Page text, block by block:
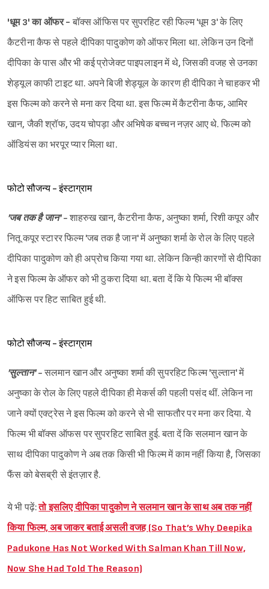
'धूम 3' का ऑफर - बॉक्स ऑफिस पर सुपरहिट रही फिल्म 'धूम 3' के लिए
कैटरीना कैफ से पहले दीपिका पादुकोण को ऑफर मिला था. लेकिन उन दिनों
दीपिका के पास और भी कई प्रोजेक्ट पाइपलाइन में थे, जिसकी वजह से उनका
शेड्यूल काफी टाइट था. अपने बिजी शेड्यूल के कारण ही दीपिका ने चाहकर भी
इस फिल्म को करने से मना कर दिया था. इस फिल्म में कैटरीना कैफ, आमिर
खान, जैकी श्रॉफ, उदय चोपड़ा और अभिषेक बच्चन नज़र आए थे. फिल्म को
ऑडियंस का भरपूर प्यार मिला था.
फोटो सौजन्य - इंस्टाग्राम
'जब तक है जान' - शाहरुख खान, कैटरीना कैफ, अनुष्का शर्मा, रिशी कपूर और
नितू कपूर स्टारर फिल्म 'जब तक है जान' में अनुष्का शर्मा के रोल के लिए पहले
दीपिका पादुकोण को ही अप्रोच किया गया था. लेकिन किन्ही कारणों से दीपिका
ने इस फिल्म के ऑफर को भी ठुकरा दिया था. बता दें कि ये फिल्म भी बॉक्स
ऑफिस पर हिट साबित हुई थी.
फोटो सौजन्य - इंस्टाग्राम
'सुल्तान' - सलमान खान और अनुष्का शर्मा की सुपरहिट फिल्म 'सुल्तान' में
अनुष्का के रोल के लिए पहले दीपिका ही मेकर्स की पहली पसंद थीं. लेकिन ना
जाने क्यों एक्ट्रेस ने इस फिल्म को करने से भी साफतौर पर मना कर दिया. ये
फिल्म भी बॉक्स ऑफस पर सुपरहिट साबित हुई. बता दें कि सलमान खान के
साथ दीपिका पादुकोण ने अब तक किसी भी फिल्म में काम नहीं किया है, जिसका
फैंस को बेसब्री से इंतज़ार है.
ये भी पढ़ें:तो इसलिए दीपिका पादुकोण ने सलमान खान के साथ अब तक नहीं
किया फिल्म, अब जाकर बताई असली वजह (So That’s Why Deepika
Padukone Has Not Worked With Salman Khan Till Now,
Now She Had Told The Reason)